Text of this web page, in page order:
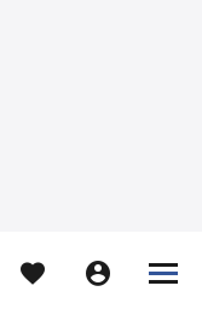
  

